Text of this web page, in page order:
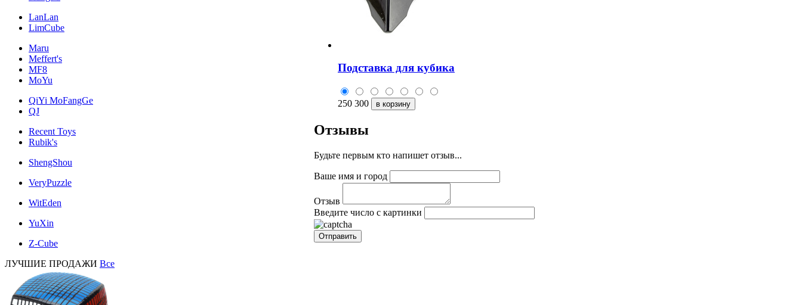
LanLan
LimCube
Maru
Meffert's
MF8
MoYu
QiYi MoFangGe
QJ
Recent Toys
Rubik's
ShengShou
VeryPuzzle
WitEden
YuXin
Z-Cube
ЛУЧШИЕ ПРОДАЖИ Все
Подставка для кубика
250 300
Отзывы
Будьте первым кто напишет отзыв...
Ваше имя и город
Отзыв
Введите число с картинки